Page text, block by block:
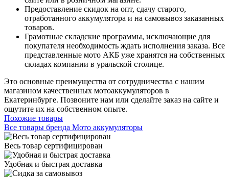
Предоставление скидок на опт, сдачу старого,
отработанного аккумулятора и на самовывоз заказанных
товаров.
Грамотные складские программы, исключающие для
покупателя необходимость ждать исполнения заказа. Все
представленные мото АКБ уже хранятся на собственных
складах компании в уральской столице.
Это основные преимущества от сотрудничества с нашим
магазином качественных мотоаккумуляторов в
Екатеринбурге. Позвоните нам или сделайте заказ на сайте и
ощутите их на собственном опыте.
Похожие товары
Все товары бренда Мото аккумуляторы
Весь товар сертифицирован
Удобная и быстрая доставка